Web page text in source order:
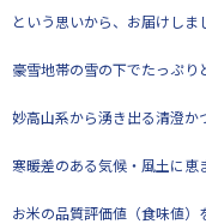
という思いから、お届けしま
豪雪地帯の雪の下でたっぷり
妙高山系から湧き出る清澄か
寒暖差のある気候・風土に恵
お米の品質評価値（食味値）